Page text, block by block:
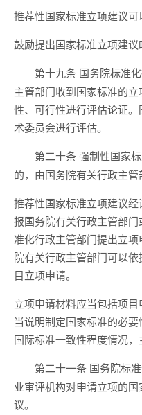
推荐性国家标准立项建议可
鼓励提出国家标准立项建议
第十九条 国务院标准
主管部门收到国家标准的
性、可行性进行评估论证
术委员会进行评估。
第二十条 强制性国家
的，由国务院有关行政主管
推荐性国家标准立项建议
报国务院有关行政主管部
准化行政主管部门提出立
院有关行政主管部门可以
目立项申请。
立项申请材料应当包括项
当说明制定国家标准的必
国际标准一致性程度情况，
第二十一条 国务院标
业审评机构对申请立项的
议。